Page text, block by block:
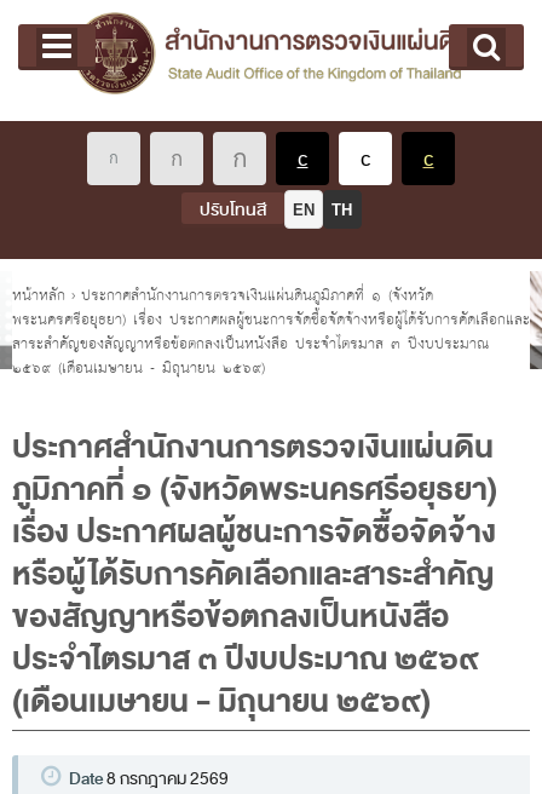
Main menu
หน้าแรก
เกี่ยวกับ คตง.
นโยบายการตรวจเงินแผ่นดิน
หลักเกณฑ์มาตรฐานเกี่ยวกับการตรวจเงินแผ่นดิน
ผู้ว่าการตรวจเงินแผ่นดิน
การบริหารและพัฒนาทรัพยากรบุคคล
เกี่ยวกับ สตง.
พรป. ว่าด้วยการตรวจเงินแผ่นดิน พ.ศ. 2561
แผนปฏิบัติราชการ ระยะ 5 ปี (พ.ศ. 2566 - 2570)
พระราชดำรัส รัชกาลที่ 9
ผู้บริหารสำนักงานการตรวจเงินแผ่นดิน
รองผู้ว่าการตรวจเงินแผ่นดิน
ผู้ตรวจเงินแผ่นดิน (สตภ.1-15)
ที่ปรึกษาการตรวจเงินแผ่นดิน
ผู้ช่วยผู้ว่าการตรวจเงินแผ่นดิน
ปรับโทนสี EN TH
คุณอยู่ที่
หน้าหลัก › ประกาศสำนักงานการตรวจเงินแผ่นดินภูมิภาคที่ ๑ (จังหวัด
พระนครศรีอยุธยา) เรื่อง ประกาศผลผู้ชนะการจัดซื้อจัดจ้างหรือผู้ได้รับการคัดเลือกและ
สาระสำคัญของสัญญาหรือข้อตกลงเป็นหนังสือ ประจำไตรมาส ๓ ปีงบประมาณ
๒๕๖๙ (เดือนเมษายน - มิถุนายน ๒๕๖๙)
ประกาศสำนักงานการตรวจเงินแผ่นดิน
ภูมิภาคที่ ๑ (จังหวัดพระนครศรีอยุธยา)
เรื่อง ประกาศผลผู้ชนะการจัดซื้อจัดจ้าง
หรือผู้ได้รับการคัดเลือกและสาระสำคัญ
ของสัญญาหรือข้อตกลงเป็นหนังสือ
ประจำไตรมาส ๓ ปีงบประมาณ ๒๕๖๙
(เดือนเมษายน - มิถุนายน ๒๕๖๙)
Date8 กรกฎาคม 2569